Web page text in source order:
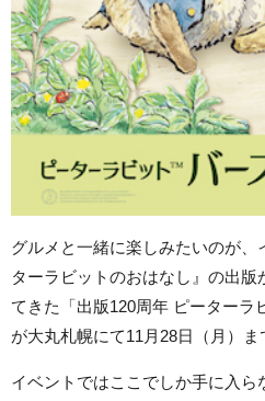
グルメと一緒に楽しみたいのが
ターラビットのおはなし』の出
てきた「出版120周年 ピーターラ
が大丸札幌にて11月28日（月）ま
イベントではここでしか手に入